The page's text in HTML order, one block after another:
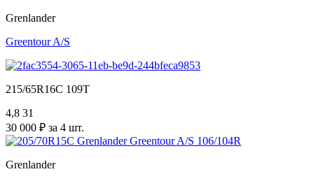
Grenlander
Greentour A/S
215/65R16C 109T
4,8 31
30 000 ₽ за 4 шт.
Grenlander